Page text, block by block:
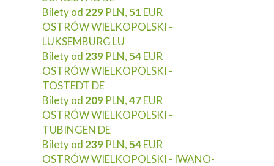
Bilety od 229 PLN, 51 EUR
OSTRÓW WIELKOPOLSKI -
LUKSEMBURG LU
Bilety od 239 PLN, 54EUR
OSTRÓW WIELKOPOLSKI -
TOSTEDT DE
Bilety od 209 PLN,47EUR
OSTRÓW WIELKOPOLSKI -
TUBINGEN DE
Bilety od 239 PLN, 54EUR
OSTRÓW WIELKOPOLSKI - IWANO-